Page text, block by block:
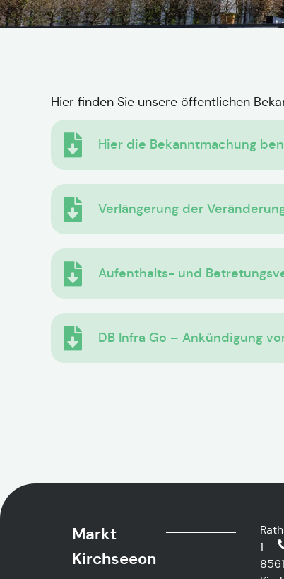
Hier finden Sie unsere öffentlichen
Hier die Bekanntmachung
Verlängerung der
Aufenthalts- und
DB Infra Go – Ankündigung
Markt
Kirchseeon
1